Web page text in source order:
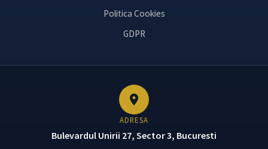
Politica Cookies
GDPR
ADRESA
Bulevardul Unirii 27, Sector 3, Bucuresti